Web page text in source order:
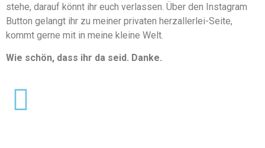
stehe, darauf könnt ihr euch verlassen. Über den Instagram
Button gelangt ihr zu meiner privaten herzallerlei-Seite,
kommt gerne mit in meine kleine Welt.
Wie schön, dass ihr da seid. Danke.